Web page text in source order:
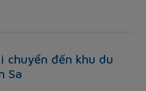
chuyển đến khu du
Sa